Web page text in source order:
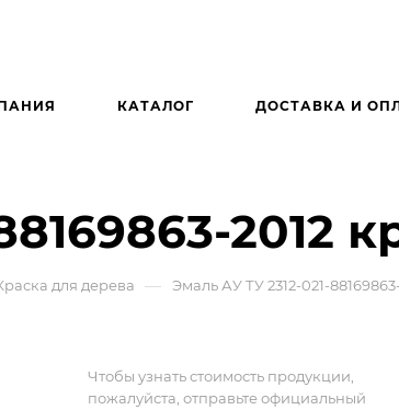
КАТАЛОГ ДОСТАВКА И
2012
для дерева — Эмаль АУ ТУ 2312-021-
Чтобы узнать стоимость продукции,
пожалуйста, отправьте официальный